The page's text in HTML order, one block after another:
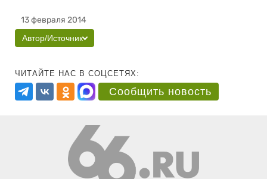
13 февраля 2014
Автор/Источник
ЧИТАЙТЕ НАС В СОЦСЕТЯХ:
Сообщить новость